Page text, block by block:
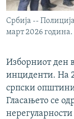
Србија --
март 2026 година.
Изборниот ден
инциденти. На
српски
Гласањето се